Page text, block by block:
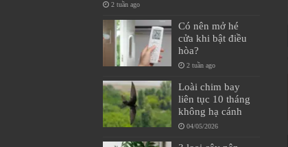
2 tuần ago
Có nên mở hé
cửa khi bật điều
hòa?
2 tuần ago
Loài chim bay
liên tục 10 tháng
không hạ cánh
04/05/2026